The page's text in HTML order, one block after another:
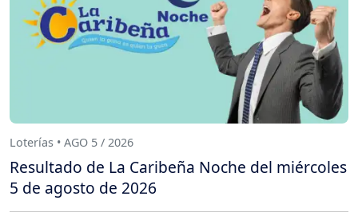
Loterías • AGO 5 / 2026
Resultado de La Caribeña Noche del miércoles
5 de agosto de 2026